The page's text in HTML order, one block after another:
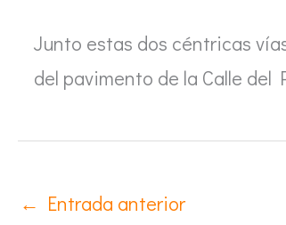
Junto estas dos céntricas
del pavimento de la Calle del
← Entrada anterior